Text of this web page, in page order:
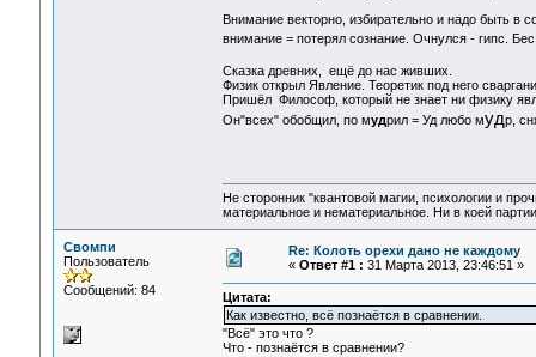
Внимание векторно, избирательно и надо быть в
внимание = потерял сознание. Очнулся - гипс. Бес
Сказка древних, ещё до нас живших.
Физик открыл Явление. Теоретик под него
Пришёл Философ, который не знает ни физику
Он"всех" обобщил, по мудрил = Уд любо мудр,
Не сторонник "квантовой магии, психологии и
материальное и нематериальное. Ни в коей
Свомпи
Пользователь
Сообщений: 84
Re: Колоть орехи дано не каждому
« Ответ #1 : 31 Марта 2013, 23:46:51 »
Цитата:
Как известно, всё познаётся в сравнении.
"Всё" это что ?
Что - познаётся в сравнении?